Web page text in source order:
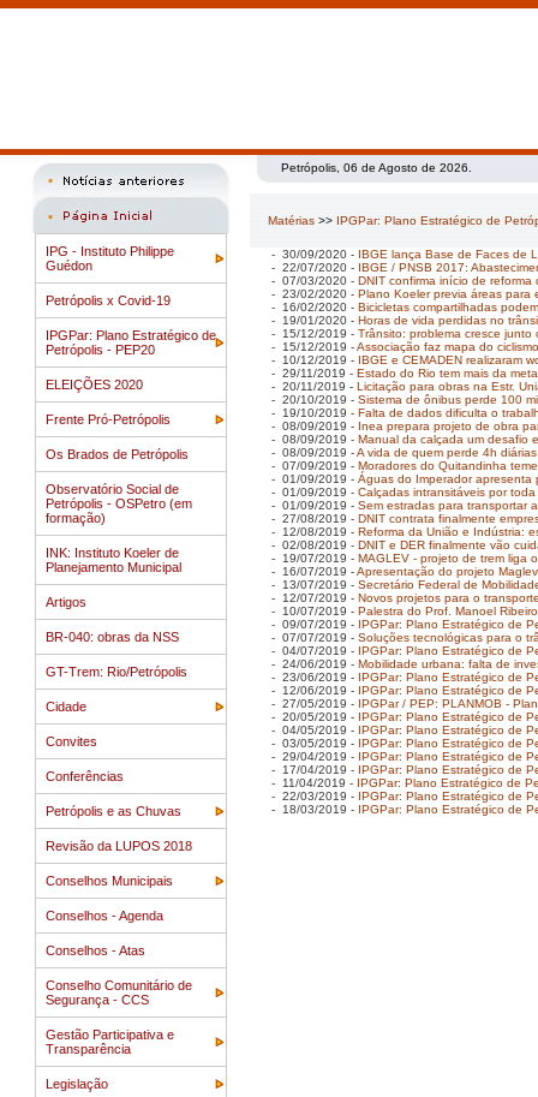
IPG - Instituto Philippe
Guédon
Petrópolis x Covid-19
IPGPar: Plano Estratégico de
Petrópolis - PEP20
ELEIÇÕES 2020
Frente Pró-Petrópolis
Os Brados de Petrópolis
Observatório Social de
Petrópolis - OSPetro (em
formação)
INK: Instituto Koeler de
Planejamento Municipal
Artigos
BR-040: obras da NSS
GT-Trem: Rio/Petrópolis
Cidade
Convites
Conferências
Petrópolis e as Chuvas
Revisão da LUPOS 2018
Conselhos Municipais
Conselhos - Agenda
Conselhos - Atas
Conselho Comunitário de
Segurança - CCS
Gestão Participativa e
Transparência
Legislação
Petrópolis, 06 de Agosto de 2026.
Matérias >> IPGPar: Plano Estratégico de
- 30/09/2020 - IBGE lança Base de Faces de
- 22/07/2020 - IBGE / PNSB 2017:
- 07/03/2020 - DNIT confirma início de
- 23/02/2020 - Plano Koeler previa áreas para
- 16/02/2020 - Bicicletas compartilhadas
- 19/01/2020 - Horas de vida perdidas no
- 15/12/2019 - Trânsito: problema cresce junto
- 15/12/2019 -Associação faz mapa do
- 10/12/2019 - IBGE e CEMADEN realizaram
- 29/11/2019 - Estado do Rio tem mais da
- 20/11/2019 - Licitação para obras na Estr.
- 20/10/2019 - Sistema de ônibus perde 100
- 19/10/2019 - Falta de dados dificulta o
- 08/09/2019 - Inea prepara projeto de obra
- 08/09/2019 - Manual da calçada um desafio
- 08/09/2019 -A vida de quem perde 4h
- 07/09/2019 - Moradores do Quitandinha
- 01/09/2019 - Águas do Imperador apresenta
- 01/09/2019 - Calçadas intransitáveis por
- 01/09/2019 - Sem estradas para transportar
- 27/08/2019 - DNIT contrata finalmente
- 12/08/2019 - Reforma da União e Indústria:
- 02/08/2019 - DNIT e DER finalmente vão
- 19/07/2019 - MAGLEV - projeto de trem liga
- 16/07/2019 -Apresentação do projeto
- 13/07/2019 - Secretário Federal de
- 12/07/2019 - Novos projetos para o
- 10/07/2019 - Palestra do Prof. Manoel
- 09/07/2019 - IPGPar: Plano Estratégico de
- 07/07/2019 - Soluções tecnológicas para o
- 04/07/2019 - IPGPar: Plano Estratégico de
- 24/06/2019 - Mobilidade urbana: falta de
- 23/06/2019 - IPGPar: Plano Estratégico de
- 12/06/2019 - IPGPar: Plano Estratégico de
- 27/05/2019 - IPGPar / PEP: PLANMOB -
- 20/05/2019 - IPGPar: Plano Estratégico de
- 04/05/2019 - IPGPar: Plano Estratégico de
- 03/05/2019 - IPGPar: Plano Estratégico de
- 29/04/2019 - IPGPar: Plano Estratégico de
- 17/04/2019 - IPGPar: Plano Estratégico de
- 11/04/2019 - IPGPar: Plano Estratégico de
- 22/03/2019 - IPGPar: Plano Estratégico de
- 18/03/2019 - IPGPar: Plano Estratégico de